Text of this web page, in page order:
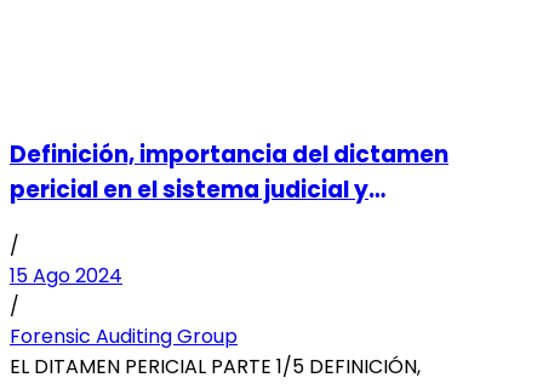
Definición, importancia del dictamen
pericial en el sistema judicial y
normatividad relacionada para Colombia y
España
/
15 Ago 2024
/
Forensic Auditing Group
EL DITAMEN PERICIAL PARTE 1/5 DEFINICIÓN,